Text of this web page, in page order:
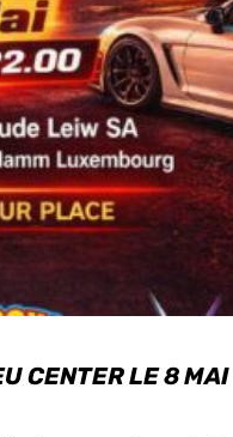
CENTER LE 8 MAI